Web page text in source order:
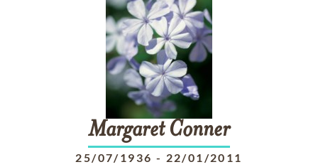
Margaret Conner
25/07/1936 - 22/01/2011